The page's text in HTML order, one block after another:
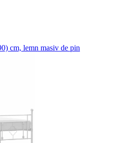
cm, lemn masiv de pin